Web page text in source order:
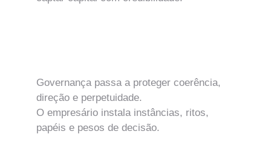
Governança passa a proteger coerência,
direção e perpetuidade.
O empresário instala instâncias, ritos,
papéis e pesos de decisão.